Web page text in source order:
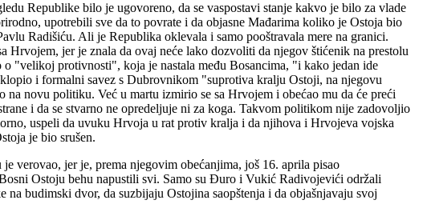
Republike bilo je ugovoreno, da se vaspostavi stanje kakvo je bilo za vlade
upotrebili sve da to povrate i da objasne Mađarima koliko je Ostoja bio
Radišiću. Ali je Republika oklevala i samo pooštravala mere na granici.
Hrvojem, jer je znala da ovaj neće lako dozvoliti da njegov štićenik na prestolu
"velikoj protivnosti", koja je nastala među Bosancima, "i kako jedan ide
i formalni savez s Dubrovnikom "suprotiva kralju Ostoji, na njegovu
novu politiku. Već u martu izmirio se sa Hrvojem i obećao mu da će preći
i da se stvarno ne opredeljuje ni za koga. Takvom politikom nije zadovoljio
uspeli da uvuku Hrvoja u rat protiv kralja i da njihova i Hrvojeva vojska
je bio srušen.
verovao, jer je, prema njegovim obećanjima, još 16. aprila pisao
Ostoju behu napustili svi. Samo su Đuro i Vukić Radivojevići održali
budimski dvor, da suzbijaju Ostojina saopštenja i da objašnjavaju svoj